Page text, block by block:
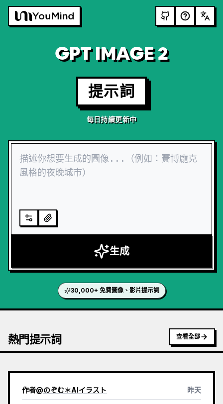
GPT IMAGE 2
提示詞
每日持續更新中
生成
30,000+ 免費圖像、影片提示詞
熱門提示詞 查看全部
作者@のぞむ＊AIイラスト 昨天